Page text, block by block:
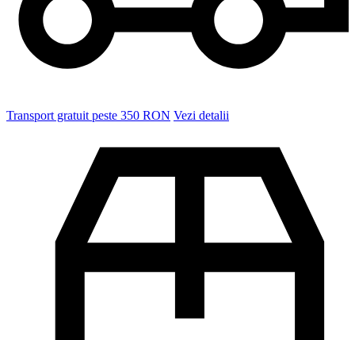
Transport gratuit peste 350 RON Vezi detalii